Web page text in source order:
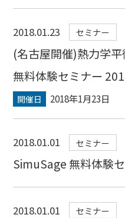
2018.01.23 セミナー
(名古屋開催)熱力学
無料体験セミナー
開催日 2018年1月23日
2018.01.01 セミナー
SimuSage 無料体験
2018.01.01 セミナー